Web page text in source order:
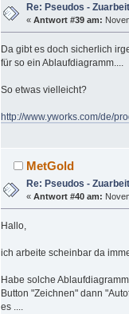
Re: Pseudos -
«Antwort #39 am:
Da gibt es doch sicherlich
für so ein Ablaufdiagramm....
So etwas vielleicht?
http://www.yworks.com/de/
MetGold
Re: Pseudos -
«Antwort #40 am:
Hallo,
ich arbeite scheinbar da
Habe solche
Button "Zeichnen" dann
es ....